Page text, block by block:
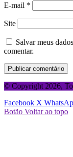
E-mail *
Site
Salvar meus
comentar.
© Copyright 2026,
Facebook X
Botão Voltar ao topo